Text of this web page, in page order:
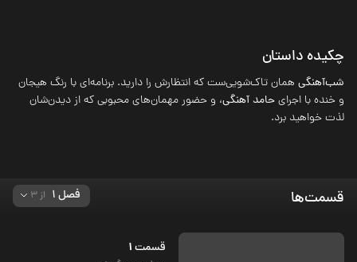
چکیده داستان
شب‌آهنگی همان تاک‌شویی‌ست که انتظارش را دارید. برنامه‌ای با رنگ هیجان
و خنده با اجرایحامد آهنگی، و حضور مهمان‌های محبوبی که از دیدن‌شان
لذت خواهید برد.
قسمت‌ها فصل‌ 1 از3
قسمت‌1